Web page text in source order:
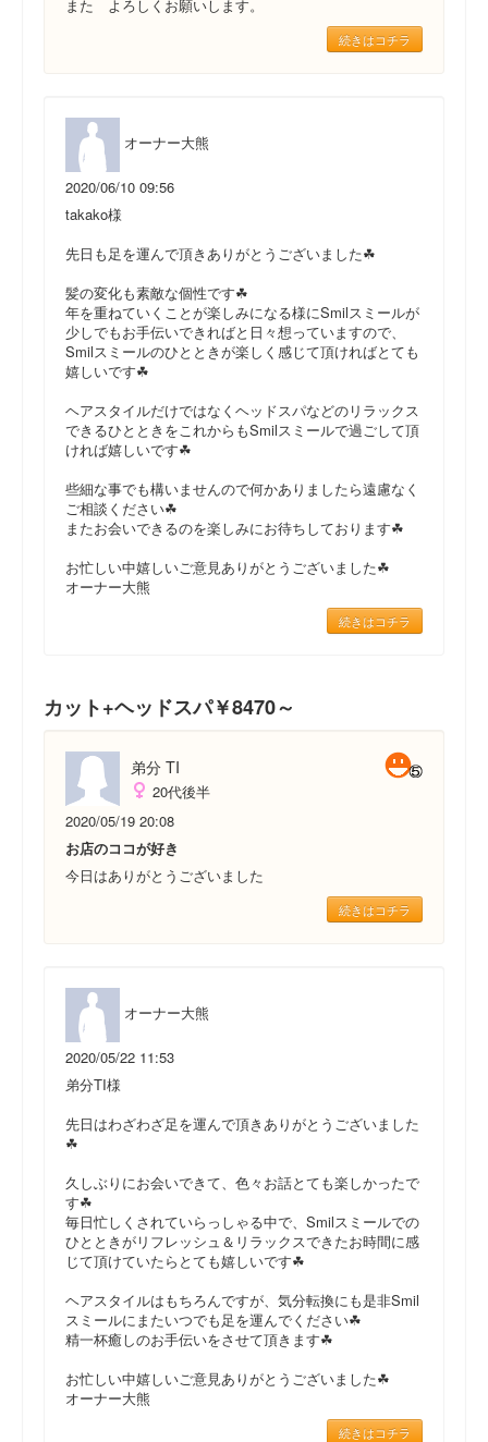
また よろしくお願いします。
続きはコチラ
オーナー大熊
2020/06/10 09:56
takako様
先日も足を運んで頂きありがとうございました☘
髪の変化も素敵な個性です☘
年を重ねていくことが楽しみになる様にSmilスミールが
少しでもお手伝いできればと日々想っていますので、
Smilスミールのひとときが楽しく感じて頂ければとても
嬉しいです☘
ヘアスタイルだけではなくヘッドスパなどのリラックス
できるひとときをこれからもSmilスミールで過ごして頂
ければ嬉しいです☘
些細な事でも構いませんので何かありましたら遠慮なく
ご相談ください☘
またお会いできるのを楽しみにお待ちしております☘
お忙しい中嬉しいご意見ありがとうございました☘
オーナー大熊
続きはコチラ
カット+ヘッドスパ￥8470～
弟分 TI
20代後半
2020/05/19 20:08
お店のココが好き
今日はありがとうございました
続きはコチラ
オーナー大熊
2020/05/22 11:53
弟分TI様
先日はわざわざ足を運んで頂きありがとうございました
☘
久しぶりにお会いできて、色々お話とても楽しかったで
す☘
毎日忙しくされていらっしゃる中で、Smilスミールでの
ひとときがリフレッシュ＆リラックスできたお時間に感
じて頂けていたらとても嬉しいです☘
ヘアスタイルはもちろんですが、気分転換にも是非Smil
スミールにまたいつでも足を運んでください☘
精一杯癒しのお手伝いをさせて頂きます☘
お忙しい中嬉しいご意見ありがとうございました☘
オーナー大熊
続きはコチラ